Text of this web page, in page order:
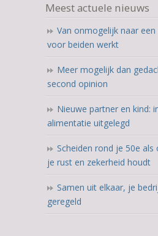
ratings
Meest actuele nieuws
Van onmogelijk naar
voor beiden werkt
Meer mogelijk dan
second opinion
Nieuwe partner en kind:
alimentatie uitgelegd
Scheiden rond je 50e
je rust en zekerheid houdt
Samen uit elkaar, je
geregeld